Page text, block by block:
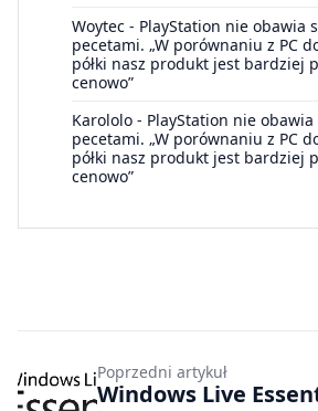
Woytec - PlayStation nie obawia
pecetami. „W porównaniu z PC
półki nasz produkt jest bardziej
cenowo”
Karololo - PlayStation nie
pecetami. „W porównaniu z PC
półki nasz produkt jest bardziej
cenowo”
Poprzedni artykuł
Windows Live